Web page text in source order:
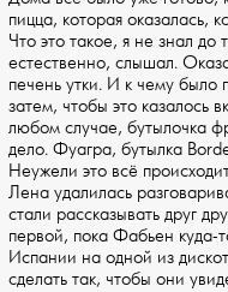
пицца, которая оказалась,
Что это такое, я не знал до
естественно, слышал.
печень утки. И к чему было
затем, чтобы это казалось
любом случае, бутылочка
дело. Фуагра, бутылка
Неужели это всё
Лена удалилась
стали рассказывать друг
первой, пока Фабьен
Испании на одной из
сделать так, чтобы они